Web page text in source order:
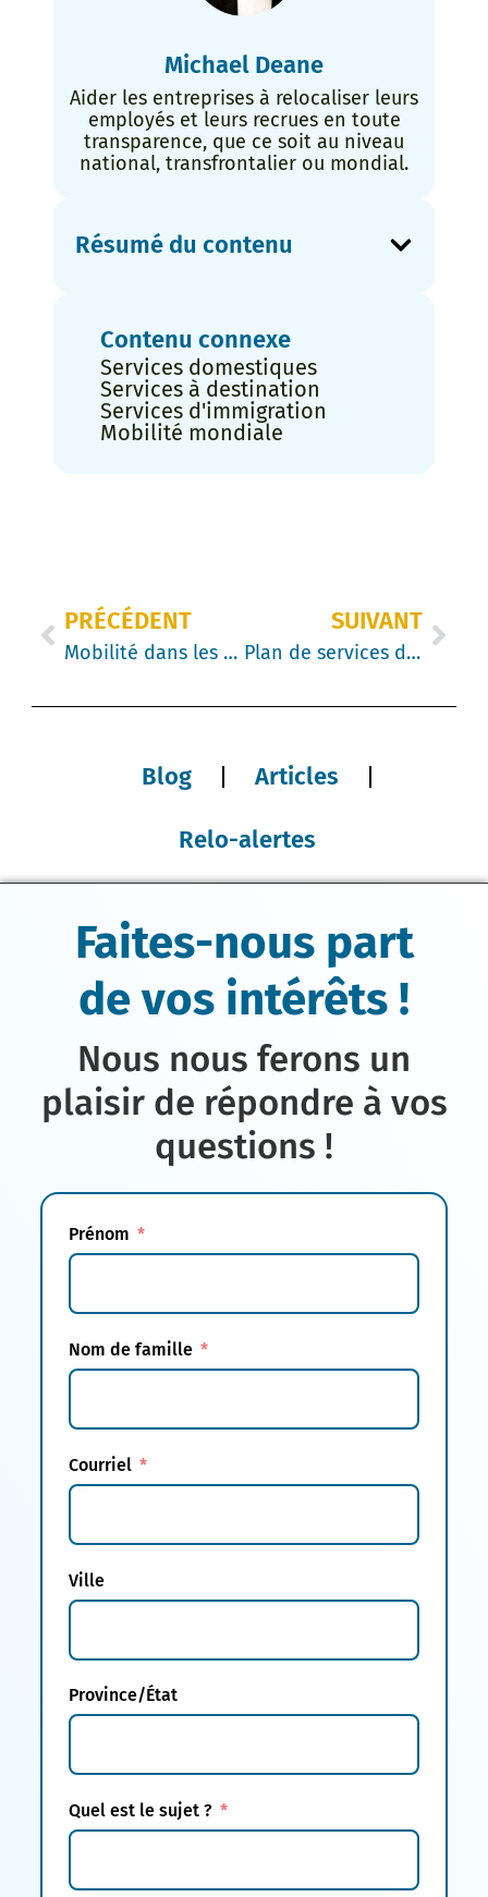
Michael Deane
Aider les entreprises à relocaliser leurs
employés et leurs recrues en toute
transparence, que ce soit au niveau
national, transfrontalier ou mondial.
Résumé du contenu
Contenu connexe
Services domestiques
Services à destination
Services d'immigration
Mobilité mondiale
PRÉCÉDENT
Mobilité dans les entreprises : il est temps de passer à l’échelle mondiale
SUIVANT
Plan de services de destination : évitez les erreurs
Blog Articles
Relo-alertes
Faites-nous part
de vos intérêts !
Nous nous ferons un
plaisir de répondre à vos
questions !
Prénom
Nom de famille
Courriel
Ville
Province/État
Quel est le sujet ?